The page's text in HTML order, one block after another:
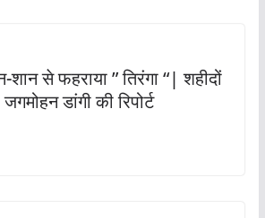
से फहराया ” तिरंगा “| शहीदों
डांगी की रिपोर्ट